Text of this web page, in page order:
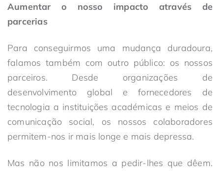
Aumentar o nosso impacto através de
parcerias
Para conseguirmos uma mudança duradoura,
falamos também com outro público: os nossos
parceiros. Desde organizações de
desenvolvimento global e fornecedores de
tecnologia a instituições académicas e meios de
comunicação social, os nossos colaboradores
permitem-nos ir mais longe e mais depressa.
Mas não nos limitamos a pedir-lhes que dêem.